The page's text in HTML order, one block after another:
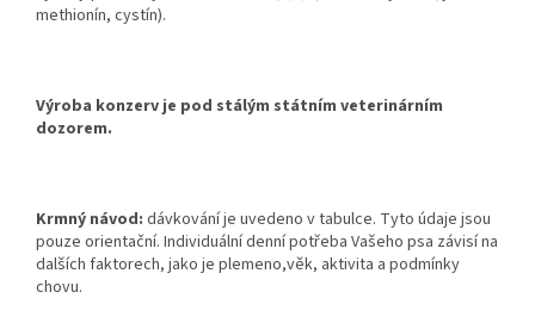
methionín, cystín).
Výroba konzerv je pod stálým státním veterinárním
dozorem.
Krmný návod: dávkování je uvedeno v tabulce. Tyto údaje jsou
pouze orientační. Individuální denní potřeba Vašeho psa závisí na
dalších faktorech, jako je plemeno,věk, aktivita a podmínky
chovu.